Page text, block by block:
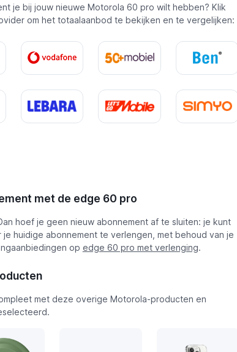
je bij jouw nieuwe Motorola 60 pro wilt hebben? Klik
om het totaalaanbod te bekijken en te vergelijken:
met de edge 60 pro
hoef je geen nieuw abonnement af te sluiten: je kunt
huidige abonnement te verlengen, met behoud van je
op edge 60 pro met verlenging.
met deze overige Motorola-producten en